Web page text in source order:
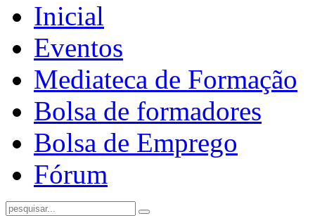
Inicial
Eventos
Mediateca de Formação
Bolsa de formadores
Bolsa de Emprego
Fórum